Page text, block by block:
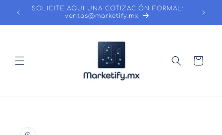
directamenteSOLICITE AQUI UNA COTIZACIÓN FORMAL:
ventas@marketify.mx
Carrito